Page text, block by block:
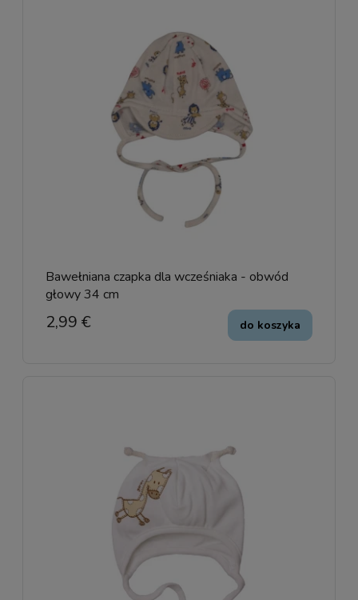
Bawełniana czapka dla wcześniaka - obwód
głowy 34 cm
2,99 € do koszyka